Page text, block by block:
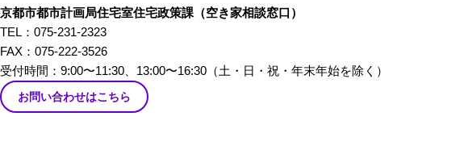
したときにすぐ思い浮かぶ職業の
京都市都市計画局住宅室住宅政策課 （空き家相談窓口）
TEL：075-231-2323
FAX：075-222-3526
受付時間：9:00〜11:30、13:00〜16:30 （土・日・祝・年末年始を除く）
お問い合わせはこちら